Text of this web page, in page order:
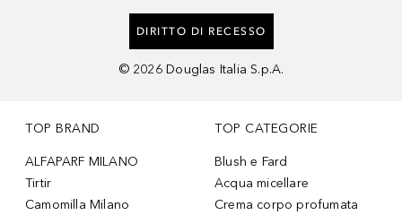
DIRITTO DI RECESSO
© 2026 Douglas Italia S.p.A.
TOP BRAND
ALFAPARF MILANO
Tirtir
Camomilla Milano
TOP CATEGORIE
Blush e Fard
Acqua micellare
Crema corpo profumata